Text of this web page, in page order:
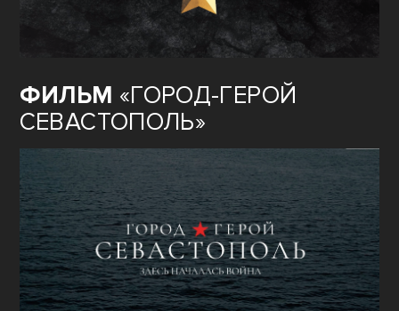
ФИЛЬМ «ГОРОД-ГЕРОЙ
СЕВАСТОПОЛЬ»